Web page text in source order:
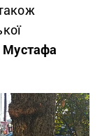
Мустафа